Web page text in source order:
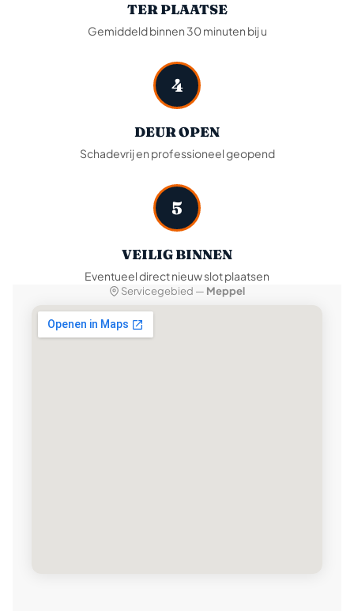
TER PLAATSE
Gemiddeld binnen 30 minuten bij u
4
DEUR OPEN
Schadevrij en professioneel geopend
5
VEILIG BINNEN
Eventueel direct nieuw slot plaatsen
Servicegebied — Meppel